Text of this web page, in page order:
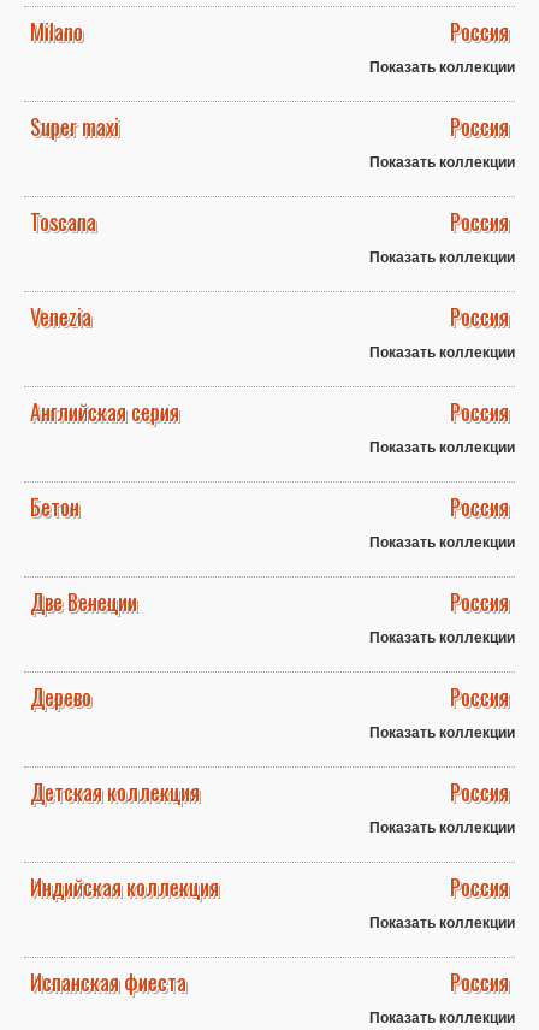
Milano Россия
Показать коллекции
Super maxi Россия
Показать коллекции
Toscana Россия
Показать коллекции
Venezia Россия
Показать коллекции
Английская серия Россия
Показать коллекции
Бетон Россия
Показать коллекции
Две Венеции Россия
Показать коллекции
Дерево Россия
Показать коллекции
Детская коллекция Россия
Показать коллекции
Индийская коллекция Россия
Показать коллекции
Испанская фиеста Россия
Показать коллекции